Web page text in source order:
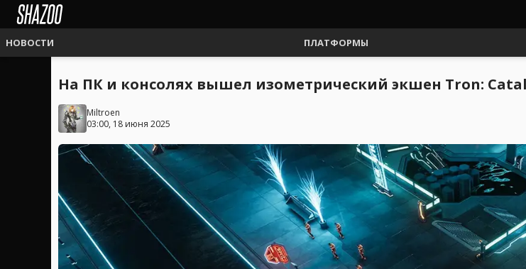
НОВОСТИ ПЛАТФОРМЫ
На ПК и консолях вышел изометрический экшен Tron:
Miltroen
03:00, 18 июня 2025